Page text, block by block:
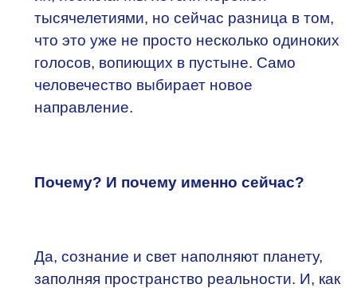
тысячелетиями, но сейчас разница в том,
что это уже не просто несколько одиноких
голосов, вопиющих в пустыне. Само
человечество выбирает новое
направление.
Почему? И почему именно сейчас?
Да, сознание и свет наполняют планету,
заполняя пространство реальности. И, как